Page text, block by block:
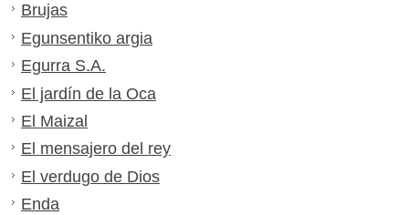
Brujas
Egunsentiko argia
Egurra S.A.
El jardín de la Oca
El Maizal
El mensajero del rey
El verdugo de Dios
Enda